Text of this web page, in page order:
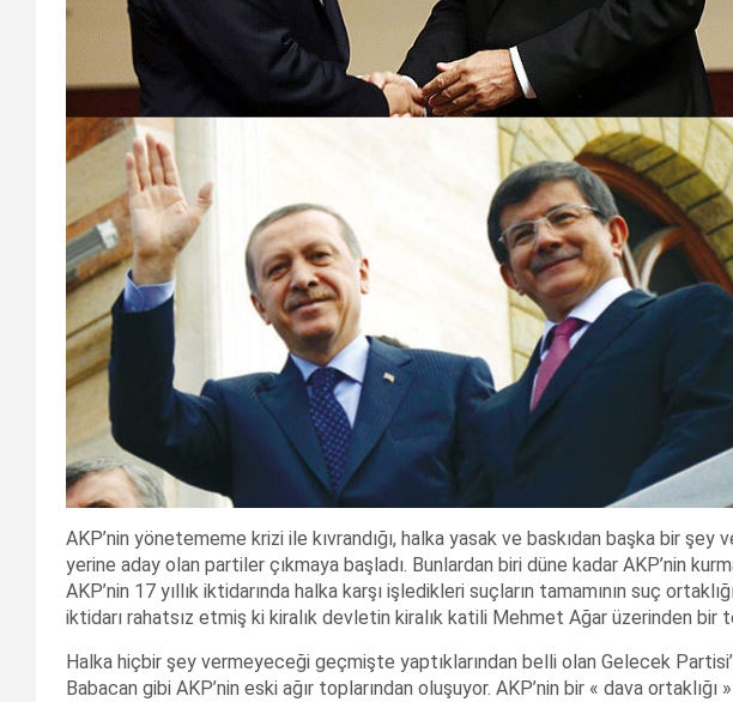
AKP’nin yönetememe krizi ile kıvrandığı, halka yasak ve baskıdan başka bir şey
yerine aday olan partiler çıkmaya başladı. Bunlardan biri düne kadar AKP’nin
AKP’nin 17 yıllık iktidarında halka karşı işledikleri suçların tamamının suç
iktidarı rahatsız etmiş ki kiralık devletin kiralık katili Mehmet Ağar üzerinden bir
Halka hiçbir şey vermeyeceği geçmişte yaptıklarından belli olan Gelecek
Babacan gibi AKP’nin eski ağır toplarından oluşuyor. AKP’nin bir « dava ortaklığı »